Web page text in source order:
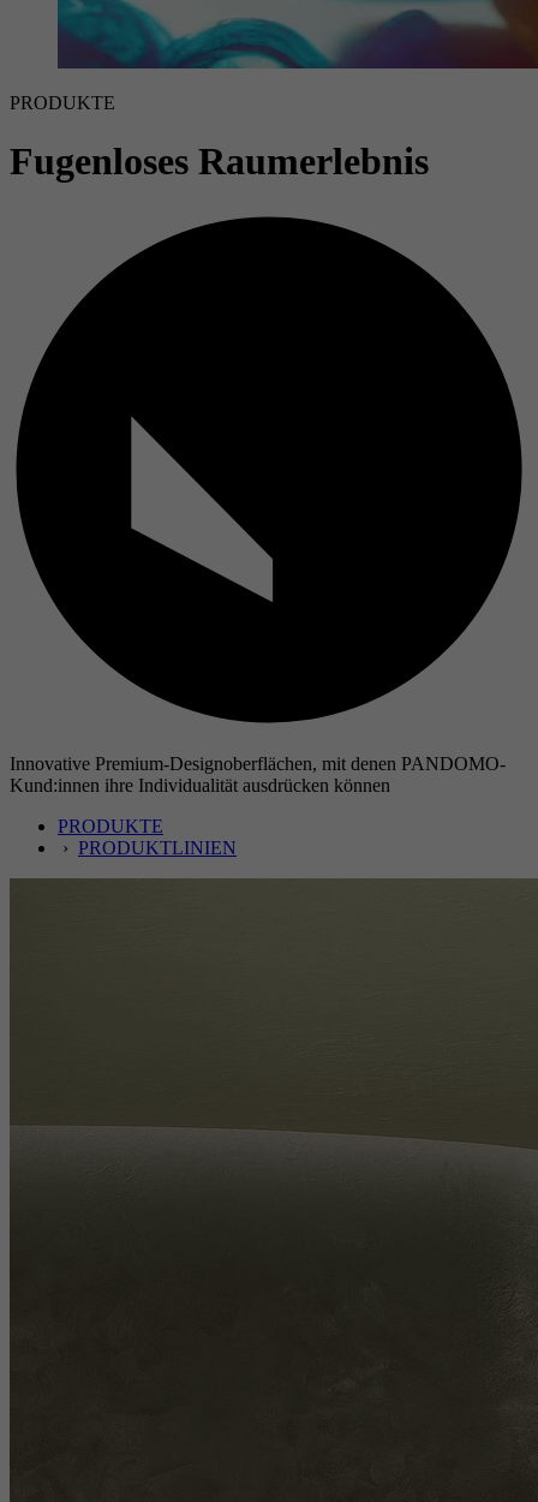
PRODUKTE
Fugenloses Raumerlebnis
Innovative Premium-Designoberflächen, mit denen PANDOMO-
Kund:innen ihre Individualität ausdrücken können
PRODUKTE
› PRODUKTLINIEN